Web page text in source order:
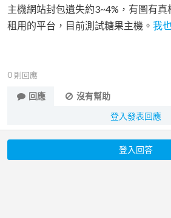
主機網站封包遺失約3~4%，有圖有
租用的平台，目前測試糖果主機。 我
0 則回應
回應
沒有幫助
登入發表回應
登入回答